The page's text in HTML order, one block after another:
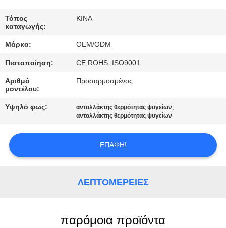
ΜΑΣ
ΕΛΆΤΕ
ΕΠΑΦΉ
ΜΕ
ΠΕΡΙΠΤΏΣΕΙΣ
PRIVACY
Τόπος
καταγωγής:
ΚΙΝΑ
Μάρκα: OEM/ODM
Πιστοποίηση: CE,ROHS ,ISO9001
Αριθμό
μοντέλου:
Προσαρμοσμένος
Υψηλό φως: ανταλλάκτης θερμότητας ψυγείων,
ανταλλάκτης θερμότητας ψυγείων
ΕΠΑΦΉ!
ΛΕΠΤΟΜΈΡΕΙΕΣ
παρόμοια προϊόντα